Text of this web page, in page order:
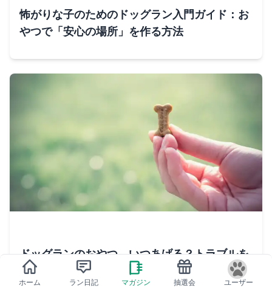
怖がりな子のためのドッグラン入門ガイド：お
やつで「安心の場所」を作る方法
ドッグランのおやつ、いつあげる？トラブルを
避けるスマートなタイミングとマナー
ホーム ラン日記 マガジン 抽選会 ユーザー